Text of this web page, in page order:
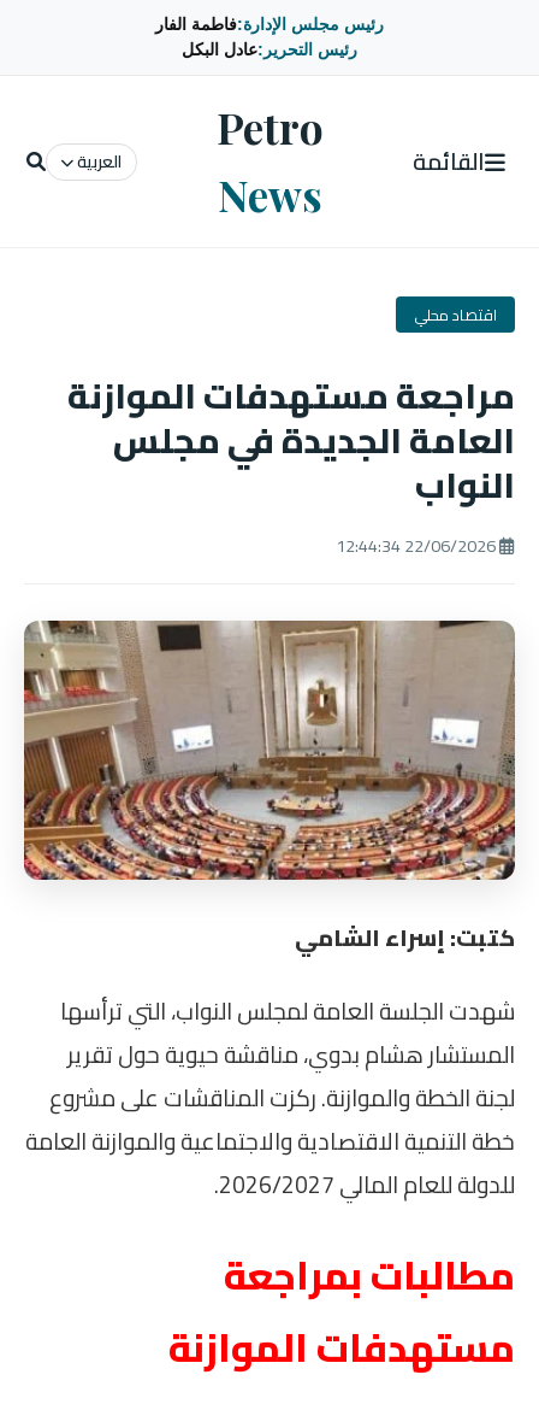
رئيس مجلس الإدارة:فاطمة الفار
رئيس التحرير:عادل البكل
القائمة
Petro
News
العربية
اقتصاد محلي
مراجعة مستهدفات الموازنة
العامة الجديدة في مجلس
النواب
كتبت: إسراء الشامي
شهدت الجلسة العامة لمجلس النواب، التي ترأسها
المستشار هشام بدوي، مناقشة حيوية حول تقرير
لجنة الخطة والموازنة. ركزت المناقشات على مشروع
خطة التنمية الاقتصادية والاجتماعية والموازنة العامة
للدولة للعام المالي 2026/2027.
مطالبات بمراجعة
مستهدفات الموازنة